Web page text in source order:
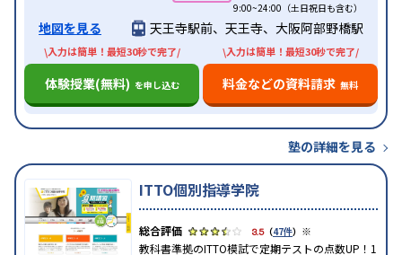
9:00~24:00（土日祝日も含む）
地図を見る 天王寺駅前、天王寺、大阪阿部野橋駅
\入力は簡単！最短30秒で完了/
体験授業(無料) を申し込む
\入力は簡単！最短30秒で完了/
料金などの資料請求 無料
塾の詳細を見る
ITTO個別指導学院
3.5（47件） ※
教科書準拠のITTO模試で定期テストの点数UP！1